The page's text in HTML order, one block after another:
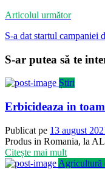
Articolul următor
S-a dat startul campaniei
S-ar putea să te
Știri
Erbicideaza in
Publicat pe 13 august
Produs in Romania, la
Citește mai mult
Agricultură